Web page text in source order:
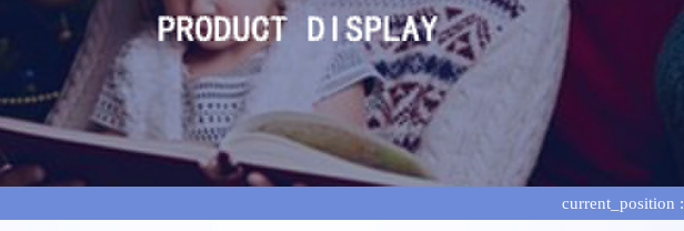
current_position :